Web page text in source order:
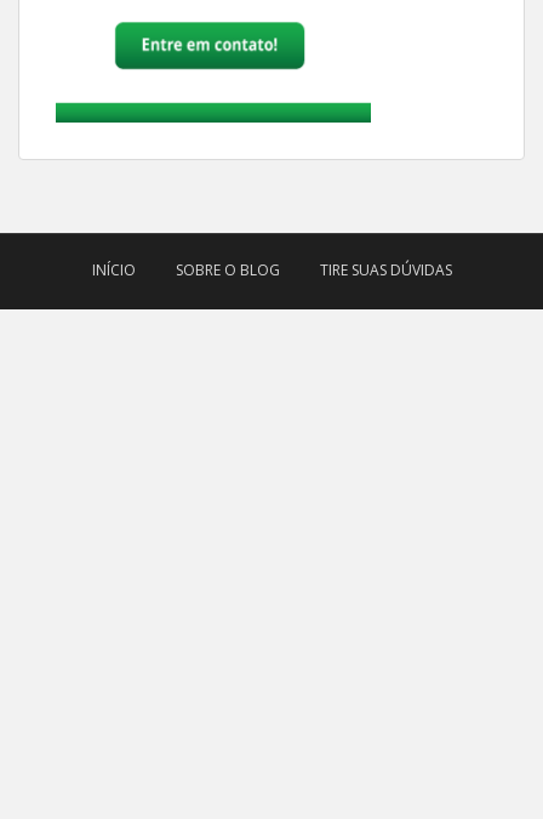
INÍCIO SOBRE O BLOG TIRE SUAS DÚVIDAS